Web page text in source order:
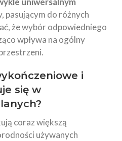
pasującym do różnych
że wybór odpowiedniego
wpływa na ogólny
i
się w
coraz większą
używanych